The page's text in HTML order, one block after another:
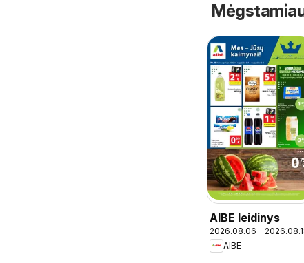
AIBE leidinys
2026.08.06 -
AIBE